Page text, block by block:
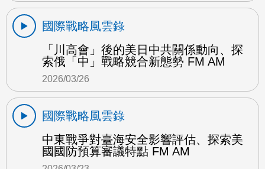
國際戰略風雲錄
「川高會」後的美日中共關係動向、探
索俄「中」戰略競合新態勢 FM AM
2026/03/26
國際戰略風雲錄
中東戰爭對臺海安全影響評估、探索美
國國防預算審議特點 FM AM